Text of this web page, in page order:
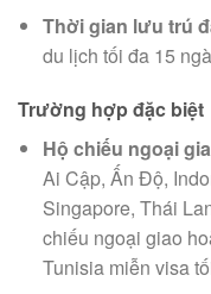
Thời gian lưu trú
du lịch tối đa 15
Trường hợp đặc biệt
Hộ chiếu ngoại
Ai Cập, Ấn Độ,
Singapore, Thái
chiếu ngoại giao
Tunisia miễn visa